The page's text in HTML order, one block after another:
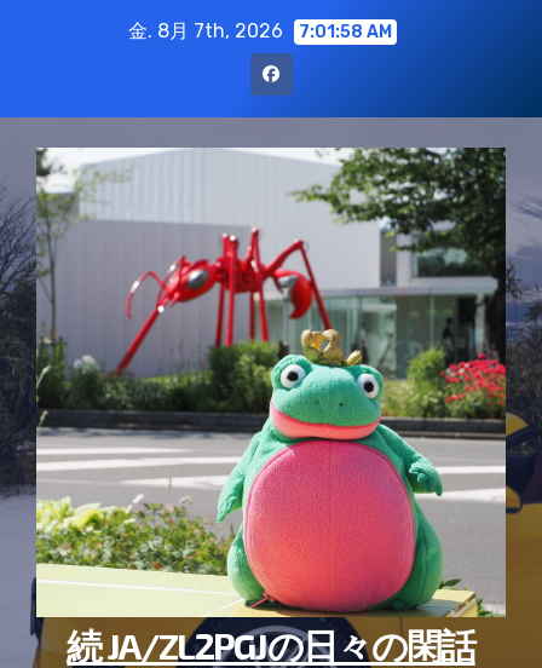
ン
に
ス
キ
ッ
プ
金. 8月 7th, 2026 7:01:59 AM
続 JA/ZL2PGJの日々の閑話